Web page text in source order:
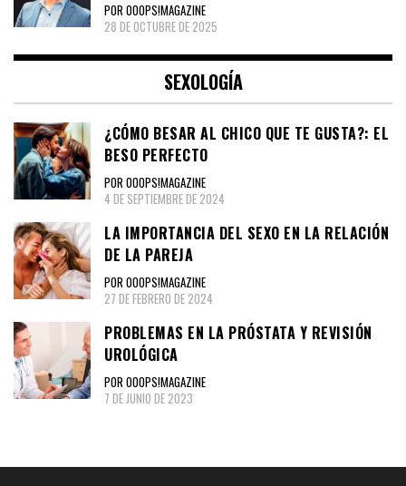
POR OOOPS!MAGAZINE
28 DE OCTUBRE DE 2025
SEXOLOGÍA
¿CÓMO BESAR AL CHICO QUE TE GUSTA?: EL
BESO PERFECTO
POR OOOPS!MAGAZINE
4 DE SEPTIEMBRE DE 2024
LA IMPORTANCIA DEL SEXO EN LA RELACIÓN
DE LA PAREJA
POR OOOPS!MAGAZINE
27 DE FEBRERO DE 2024
PROBLEMAS EN LA PRÓSTATA Y REVISIÓN
UROLÓGICA
POR OOOPS!MAGAZINE
7 DE JUNIO DE 2023